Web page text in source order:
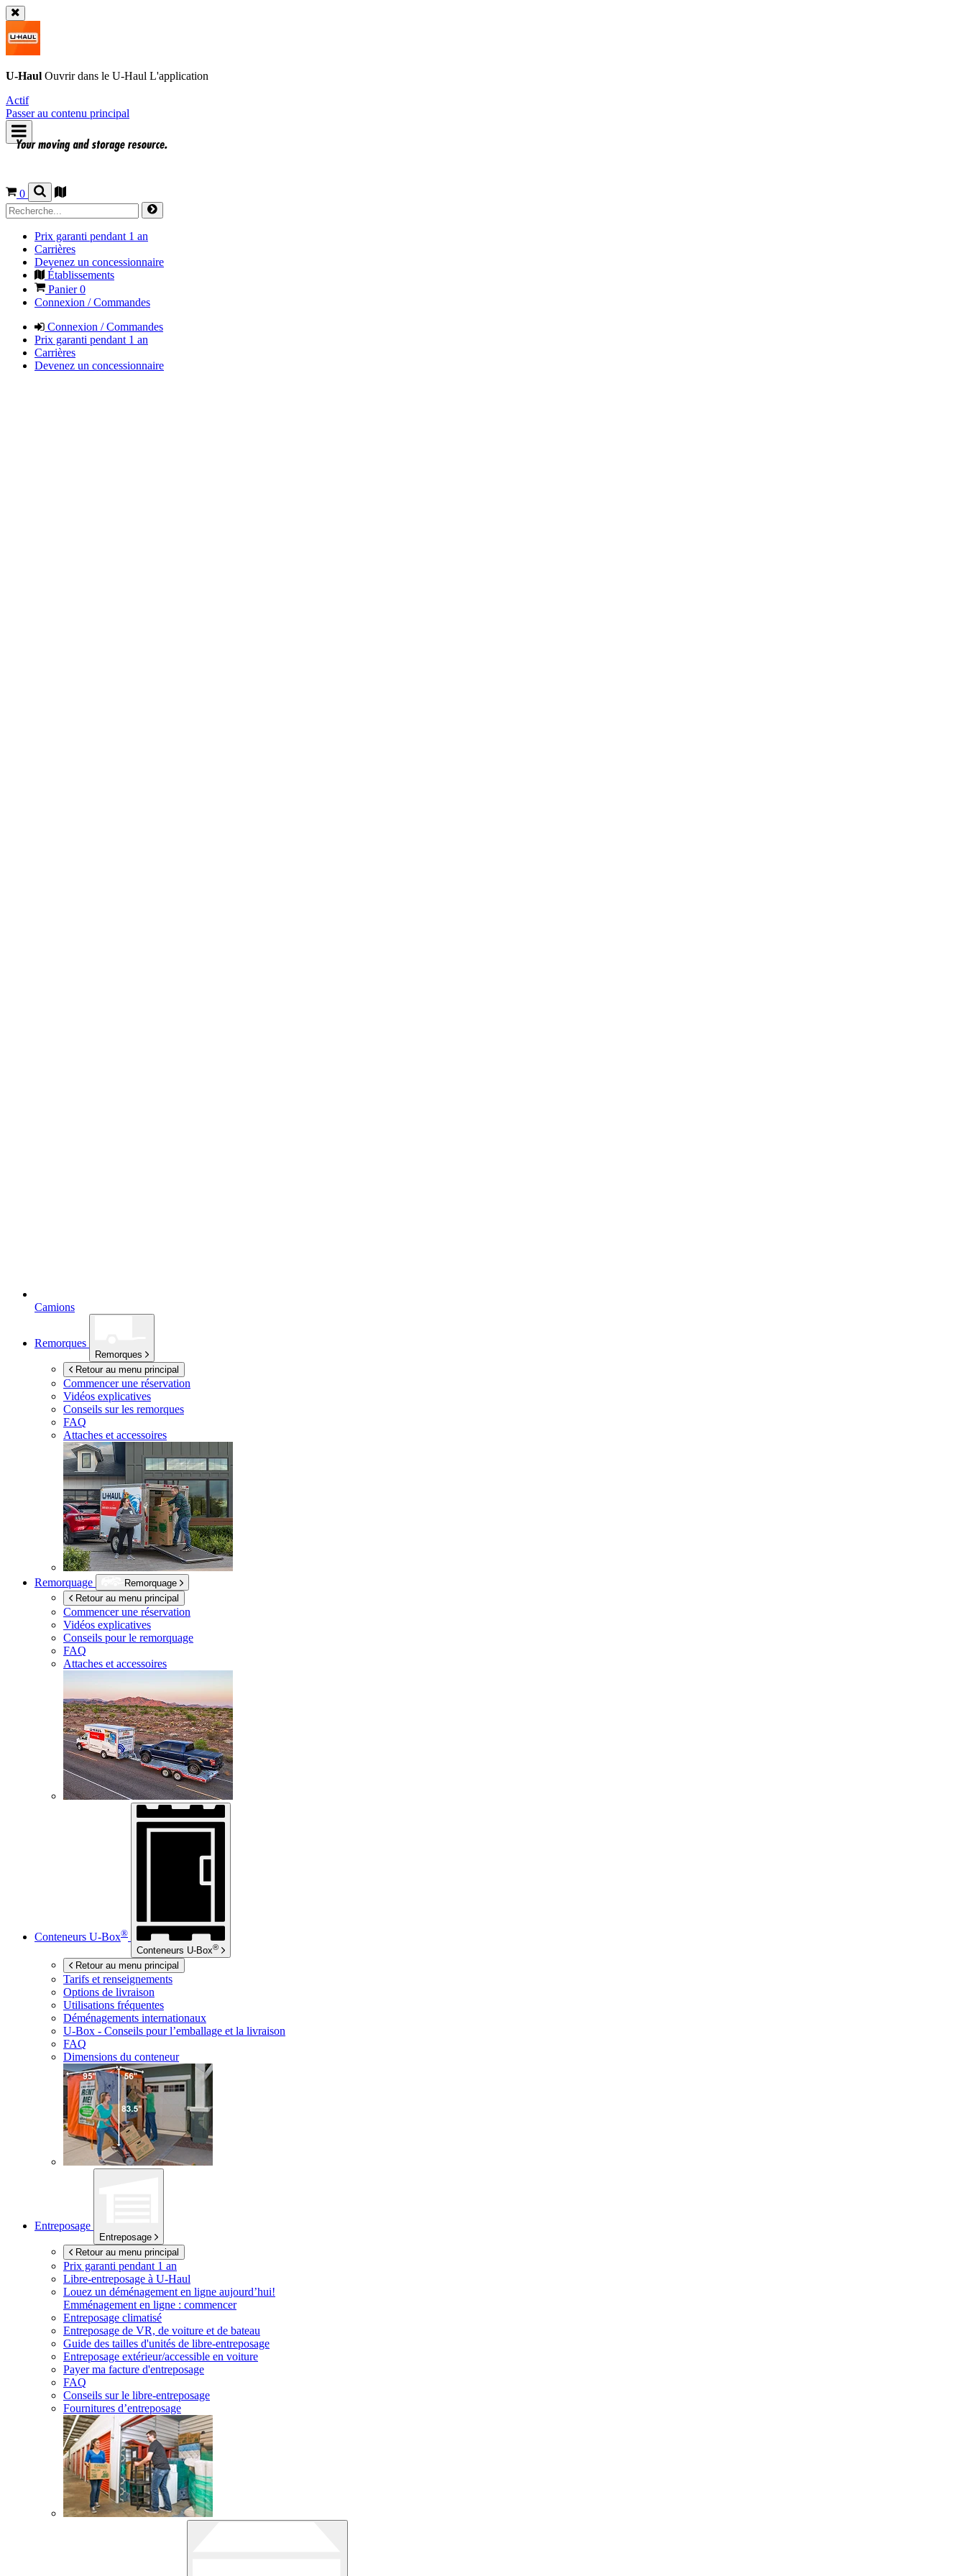
U-Haul Ouvrir dans le U-Haul L'application
Actif
Passer au contenu principal
0
Prix garanti pendant 1 an
Carrières
Devenez un concessionnaire
Établissements
Panier0
Connexion / Commandes
Connexion / Commandes
Prix garanti pendant 1 an
Carrières
Devenez un concessionnaire
Camions
Remorques
Remorques
Retour au menu principal
Commencer une réservation
Vidéos explicatives
Conseils sur les remorques
FAQ
Attaches et accessoires
Remorquage
Remorquage
Retour au menu principal
Commencer une réservation
Vidéos explicatives
Conseils pour le remorquage
FAQ
Attaches et accessoires
Conteneurs U-Box®
Conteneurs U-Box®
Retour au menu principal
Tarifs et renseignements
Options de livraison
Utilisations fréquentes
Déménagements internationaux
U-Box - Conseils pour l’emballage et la livraison
FAQ
Dimensions du conteneur
Entreposage
Entreposage
Retour au menu principal
Prix garanti pendant 1 an
Libre-entreposage à U-Haul
Louez un déménagement en ligne aujourd’hui!
Emménagement en ligne : commencer
Entreposage climatisé
Entreposage de VR, de voiture et de bateau
Guide des tailles d'unités de libre-entreposage
Entreposage extérieur/accessible en voiture
Payer ma facture d'entreposage
FAQ
Conseils sur le libre-entreposage
Fournitures d’entreposage